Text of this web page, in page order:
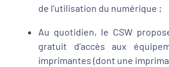
de l’utilisation du numérique ;
Au quotidien, le CSW
gratuit d’accès aux
imprimantes (dont une